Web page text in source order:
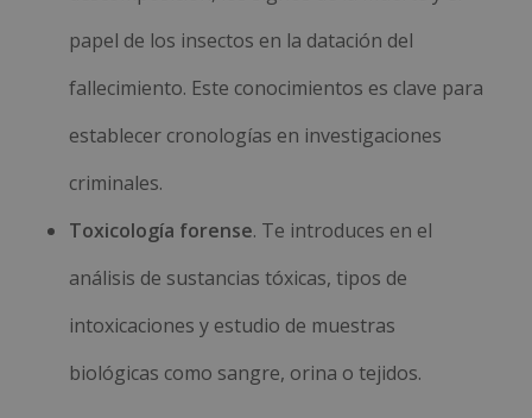
papel de los insectos en la datación del
fallecimiento. Este conocimientos es clave para
establecer cronologías en investigaciones
criminales.
Toxicología forense. Te introduces en el
análisis de sustancias tóxicas, tipos de
intoxicaciones y estudio de muestras
biológicas como sangre, orina o tejidos.